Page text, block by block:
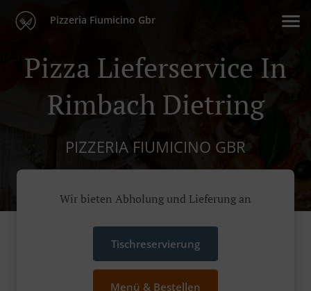
Pizzeria Fiumicino Gbr
Pizza Lieferservice In
Rimbach Dietring
PIZZERIA FIUMICINO GBR
Wir bieten Abholung und Lieferung an
Tischreservierung
Menü & Bestellen